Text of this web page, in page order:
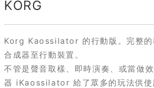
KORG
Korg Kaossilator 的行動版。完整的
合成器至行動裝置。
不管是聲音取樣、即時演奏、或當做
器 iKaossilator 給了眾多的玩法供使